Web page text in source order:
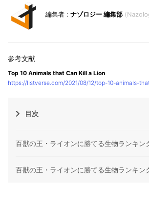
ナゾロジー 編集部
Top 10 Animals that Can Kill a Lion
https://listverse.com/2021/08/12/top-10-animals-
目次
百獣の王・ライオンに勝てる生物ランキン
百獣の王・ライオンに勝てる生物ランキン